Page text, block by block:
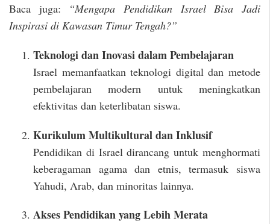
Baca juga:
“Mengapa Pendidikan Israel Bisa Jadi
Inspirasi di Kawasan Timur Tengah?”
Teknologi dan Inovasi dalam Pembelajaran
Israel memanfaatkan teknologi digital dan metode
pembelajaran modern untuk meningkatkan
efektivitas dan keterlibatan siswa.
Kurikulum Multikultural dan Inklusif
Pendidikan di Israel dirancang untuk menghormati
keberagaman agama dan etnis, termasuk siswa
Yahudi, Arab, dan minoritas lainnya.
Akses Pendidikan yang Lebih Merata